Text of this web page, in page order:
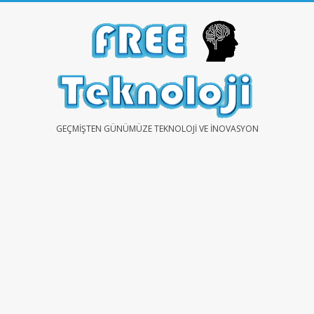
FREEGEÇMIŞTEN GÜNÜMÜZE TEKNOLOJI VE İNOVASYON